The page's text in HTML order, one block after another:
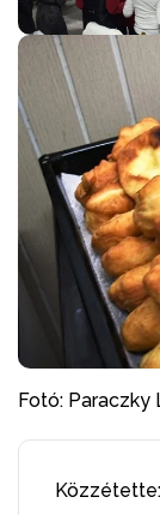
Fotó: Paraczky
Közzétette: